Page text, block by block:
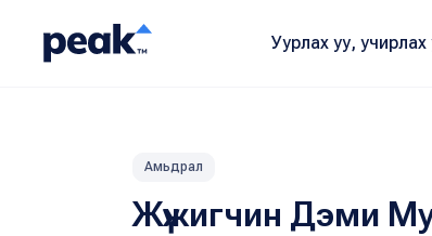
Уурлах уу, учирлах
Амьдрал
Жүжигчин Дэми